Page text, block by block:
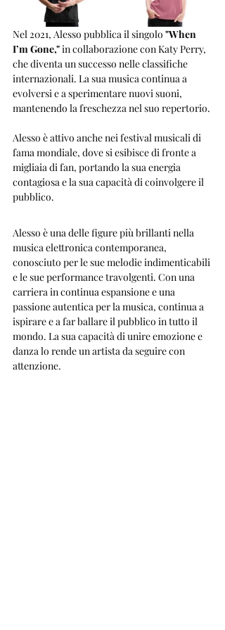
Nel 2021, Alesso pubblica il singolo "When
I’m Gone," in collaborazione con Katy Perry,
che diventa un successo nelle classifiche
internazionali. La sua musica continua a
evolversi e a sperimentare nuovi suoni,
mantenendo la freschezza nel suo repertorio.
Alesso è attivo anche nei festival musicali di
fama mondiale, dove si esibisce di fronte a
migliaia di fan, portando la sua energia
contagiosa e la sua capacità di coinvolgere il
pubblico.
Alesso è una delle figure più brillanti nella
musica elettronica contemporanea,
conosciuto per le sue melodie indimenticabili
e le sue performance travolgenti. Con una
carriera in continua espansione e una
passione autentica per la musica, continua a
ispirare e a far ballare il pubblico in tutto il
mondo. La sua capacità di unire emozione e
danza lo rende un artista da seguire con
attenzione.